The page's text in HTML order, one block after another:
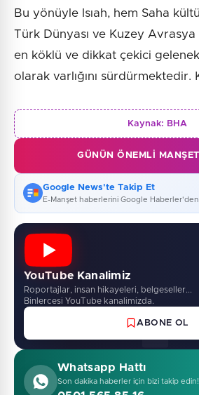
Bu yönüyle Isıah, hem Saha
Türk Dünyası ve Kuzey Avrasya
en köklü ve dikkat çekici
olarak varlığını sürdürmektedir.
Kaynak: BHA
GÜNÜN ÖNEMLI
Google News'te Takip Et
E-Manşet haberlerini Google
YouTube Kanalimiz
Roportajlar, insan hikayeleri, belgeseller...
Binlercesi YouTube kanalimizda.
ABONE OL
Whatsapp Hattı
Son dakika haberler için bizi takip edin!